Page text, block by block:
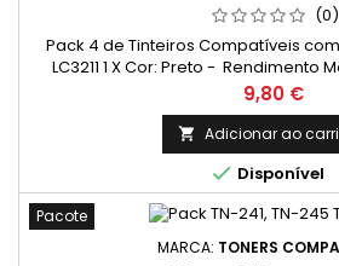
(0)
Pack 4 de Tinteiros Compatíveis com
LC3211 1 X Cor: Preto - Rendimento
X Cor: Ciano - Rendimento Médio:
Magenta - Rendimento Médio: 400
- Rendimento Médio: 400
Preço
9,80 €
 Adicionar ao
 Disponível
Pacote
MARCA: TONERS